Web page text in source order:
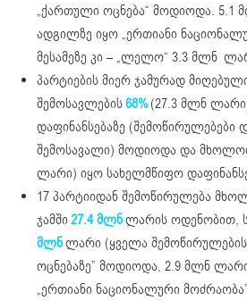
„ქართული ოცნება“ მოდიოდა.
ადგილზე იყო „ერთიანი
მესამეზე კი – „ლელო“ 3.3 მლნ
პარტიების მიერ ჯამურად
შემოსავლების68% (27.3 მლნ
დაფინანსებაზე (შემოწირულებები
შემოსავალი) მოდიოდა და
ლარი) იყო სახელმწიფო
17 პარტიიდან შემოწირულება
ჯამში27.4 მლნლარის ოდენობით,
მლნლარი (ყველა შემოწირულების
ოცნებაზე” მოდიოდა, 2.9 მლნ
„ერთიანი ნაციონალური